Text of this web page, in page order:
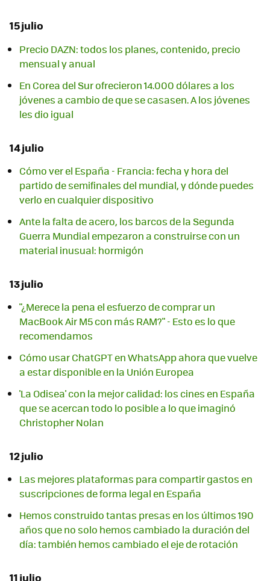
15 julio
Precio DAZN: todos los planes, contenido, precio
mensual y anual
En Corea del Sur ofrecieron 14.000 dólares a los
jóvenes a cambio de que se casasen. A los jóvenes
les dio igual
14 julio
Cómo ver el España - Francia: fecha y hora del
partido de semifinales del mundial, y dónde puedes
verlo en cualquier dispositivo
Ante la falta de acero, los barcos de la Segunda
Guerra Mundial empezaron a construirse con un
material inusual: hormigón
13 julio
"¿Merece la pena el esfuerzo de comprar un
MacBook Air M5 con más RAM?" - Esto es lo que
recomendamos
Cómo usar ChatGPT en WhatsApp ahora que vuelve
a estar disponible en la Unión Europea
'La Odisea' con la mejor calidad: los cines en España
que se acercan todo lo posible a lo que imaginó
Christopher Nolan
12 julio
Las mejores plataformas para compartir gastos en
suscripciones de forma legal en España
Hemos construido tantas presas en los últimos 190
años que no solo hemos cambiado la duración del
día: también hemos cambiado el eje de rotación
11 julio